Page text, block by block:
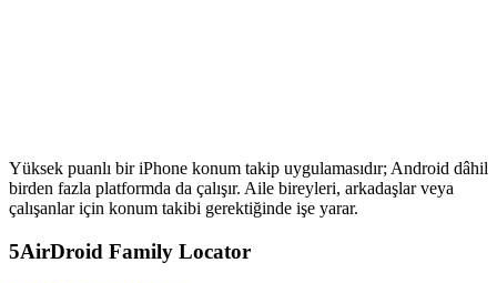
Yüksek puanlı bir iPhone konum takip uygulamasıdır; Android dâhil
birden fazla platformda da çalışır. Aile bireyleri, arkadaşlar veya
çalışanlar için konum takibi gerektiğinde işe yarar.
5AirDroid Family Locator